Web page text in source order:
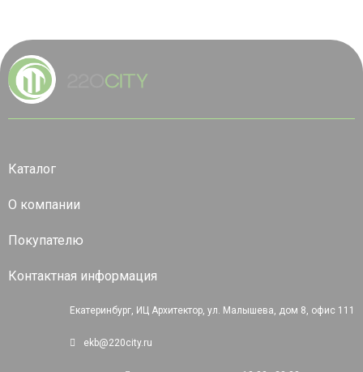
Каталог
О компании
Покупателю
Контактная информация
Екатеринбург, ИЦ Архитектор, ул. Малышева, дом 8, офис 111
ekb@220city.ru